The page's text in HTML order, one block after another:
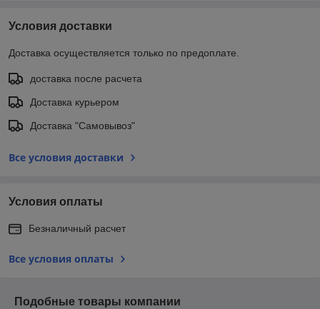
Условия доставки
Доставка осуществляется только по предоплате.
доставка после расчета
Доставка курьером
Доставка "Самовывоз"
Все условия доставки
Условия оплаты
Безналичный расчет
Все условия оплаты
Подобные товары компании